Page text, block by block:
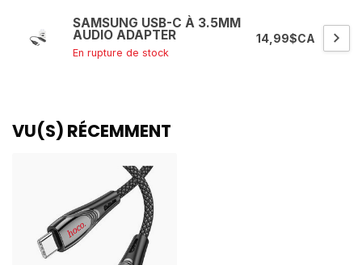
SAMSUNG USB-C À 3.5MM
AUDIO ADAPTER
En rupture de stock
14,99$CA
VU(S) RÉCEMMENT